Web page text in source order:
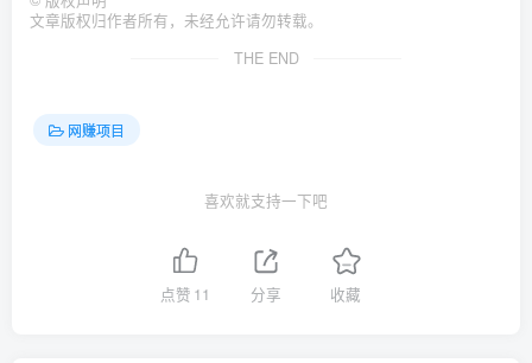
文章版权归作者所有，未经允许请勿转载。
THE END
网赚项目
喜欢就支持一下吧
点赞 11 分享 收藏